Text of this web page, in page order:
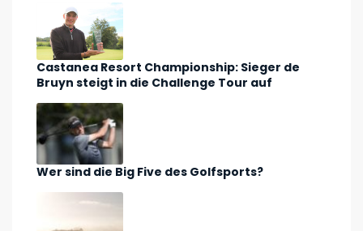
Castanea Resort Championship: Sieger de
Bruyn steigt in die Challenge Tour auf
Wer sind die Big Five des Golfsports?